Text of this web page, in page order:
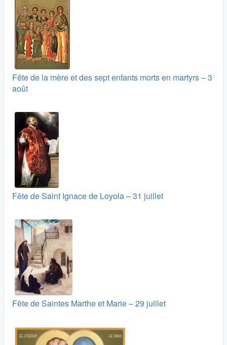
Fête de la mère et des sept enfants morts en martyrs – 3
août
Fête de Saint Ignace de Loyola – 31 juillet
Fête de Saintes Marthe et Marie – 29 juillet